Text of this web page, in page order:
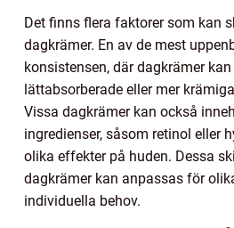
Det finns flera faktorer som kan
dagkrämer. En av de mest
konsistensen, där dagkrämer
lättabsorberade eller mer
Vissa dagkrämer kan också
ingredienser, såsom retinol eller
olika effekter på huden. Dessa
dagkrämer kan anpassas för
individuella behov.